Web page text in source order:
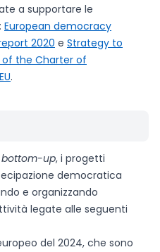
a supportare le
European democracy
2020 e Strategy to
the Charter of
.
bottom-up, i progetti
democratica
e organizzando
legate alle seguenti
del 2024, che sono